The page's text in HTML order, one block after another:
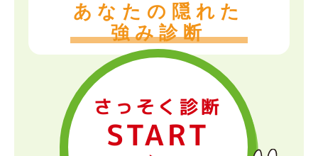
あなたの隠れた
強み診断
さっそく診断
START